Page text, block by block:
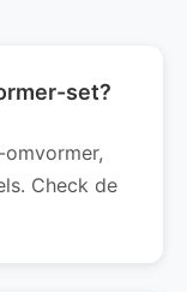
set?
Check de